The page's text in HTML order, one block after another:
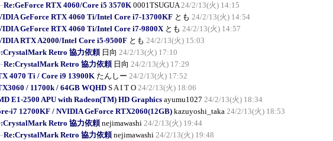
Re:GeForce RTX 4060/Core i5 3570K 0001TSUGUA 24/2/13(火) 14:15
GeForce RTX 4060 Ti/Intel Core i7-13700KF とも 24/2/13(火) 14:54
GeForce RTX 4060 Ti/Intel Core i7-9800X とも 24/2/13(火) 14:57
RTX A2000/Intel Core i5-9500F とも 24/2/13(火) 15:03
Retro 協力依頼 日向 24/2/13(火) 17:10
Re:CrystalMark Retro 協力依頼 日向 24/2/13(火) 17:29
4070 Ti / Core i9 13900K たんしー 24/2/13(火) 17:52
/ 11700k / 64GB WQHD S A I T O 24/2/13(火) 18:06
E1-2500 APU with Radeon(TM) HD Graphics ayumu1027 24/2/13(火) 18:34
i7 12700KF / NVIDIA GeForce RTX2060(12GB) kazuyoshi_taka 24/2/13(火) 18:53
Retro 協力依頼 nejimawashi 24/2/13(火) 19:44
Re:CrystalMark Retro 協力依頼 nejimawashi 24/2/13(火) 19:48